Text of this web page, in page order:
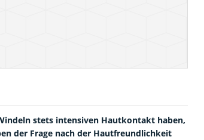
stets intensiven Hautkontakt haben,
der Frage nach der Hautfreundlichkeit